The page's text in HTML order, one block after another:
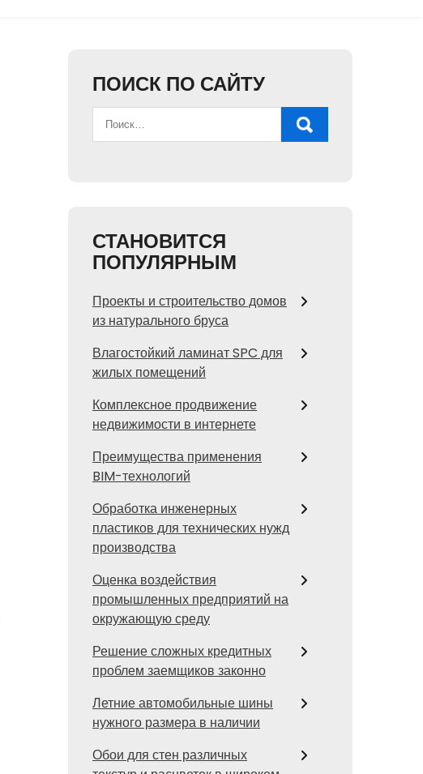
ПОИСК ПО САЙТУ
СТАНОВИТСЯ
ПОПУЛЯРНЫМ
Проекты и строительство домов
из натурального бруса
Влагостойкий ламинат SPC для
жилых помещений
Комплексное продвижение
недвижимости в интернете
Преимущества применения
BIM-технологий
Обработка инженерных
пластиков для технических нужд
производства
Оценка воздействия
промышленных предприятий на
окружающую среду
Решение сложных кредитных
проблем заемщиков законно
Летние автомобильные шины
нужного размера в наличии
Обои для стен различных